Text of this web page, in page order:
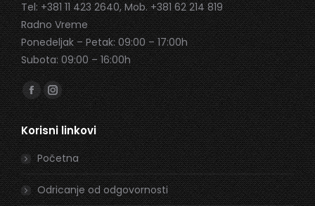
Tel: +381 11 423 2640, Mob. +381 62 214 819
Radno Vreme
Ponedeljak – Petak: 09:00 – 17:00h
Subota: 09:00 – 16:00h
Find us on:
Facebook
page
opens
in
new
window
Instagram
page
opens
in
new
window
Korisni linkovi
Početna
Odricanje od odgovornosti